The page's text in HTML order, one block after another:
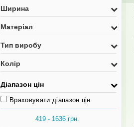
Ширина
Матеріал
Тип виробу
Колір
Діапазон цін
Враховувати діапазон цін